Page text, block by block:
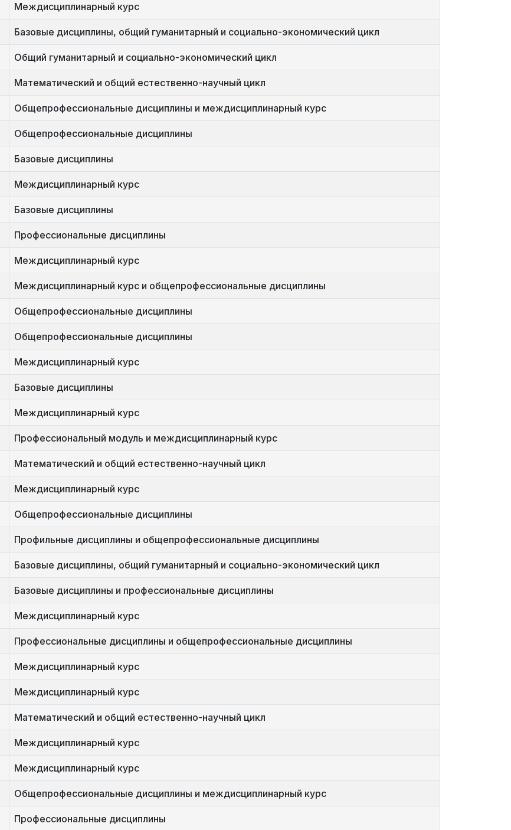
Междисциплинарный курс
Базовые дисциплины, общий гуманитарный и социально-экономический цикл
Общий гуманитарный и социально-экономический цикл
Математический и общий естественно-научный цикл
Общепрофессиональные дисциплины и междисциплинарный курс
Общепрофессиональные дисциплины
Базовые дисциплины
Междисциплинарный курс
Базовые дисциплины
Профессиональные дисциплины
Междисциплинарный курс
Междисциплинарный курс и общепрофессиональные дисциплины
Общепрофессиональные дисциплины
Общепрофессиональные дисциплины
Междисциплинарный курс
Базовые дисциплины
Междисциплинарный курс
Профессиональный модуль и междисциплинарный курс
Математический и общий естественно-научный цикл
Междисциплинарный курс
Общепрофессиональные дисциплины
Профильные дисциплины и общепрофессиональные дисциплины
Базовые дисциплины, общий гуманитарный и социально-экономический цикл
Базовые дисциплины и профессиональные дисциплины
Междисциплинарный курс
Профессиональные дисциплины и общепрофессиональные дисциплины
Междисциплинарный курс
Междисциплинарный курс
Математический и общий естественно-научный цикл
Междисциплинарный курс
Междисциплинарный курс
Общепрофессиональные дисциплины и междисциплинарный курс
Профессиональные дисциплины